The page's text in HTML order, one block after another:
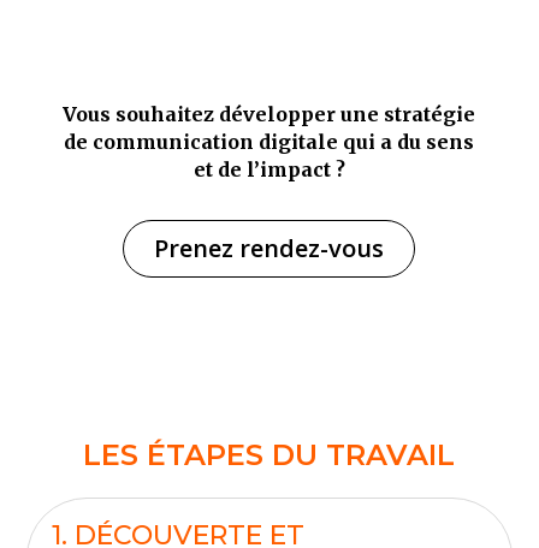
Vous souhaitez développer une stratégie
de communication digitale qui a du sens
et de l’impact ?
Prenez rendez-vous
LES ÉTAPES DU TRAVAIL
1. DÉCOUVERTE ET